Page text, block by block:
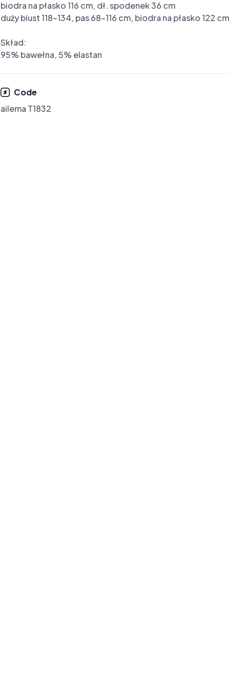
biodra na płasko 116 cm, dł. spodenek 36 cm
duży biust 118-134, pas 68-116 cm, biodra na płasko 122 cm
Skład:
95% bawełna, 5% elastan
Code
ailema T1832